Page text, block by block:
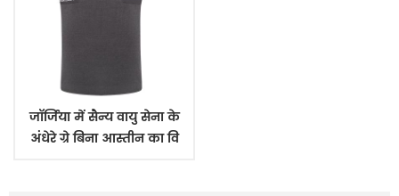
जॉर्जिया में सैन्य वायु सेना के
अंधेरे ग्रे बिना आस्तीन का वि